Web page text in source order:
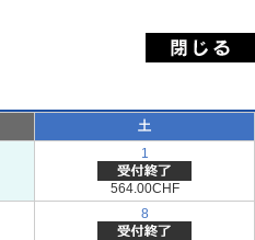
土
1
564.00CHF
8